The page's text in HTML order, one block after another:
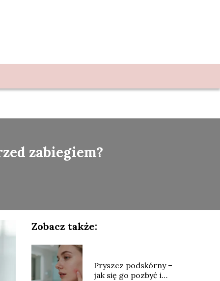
zabiegiem?
Zobacz także:
Pryszcz podskórny –
jak się go pozbyć i